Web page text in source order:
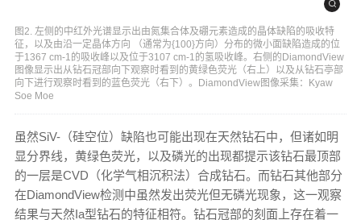
图2. 左侧的中红外光谱显示出由氮集合体及硼元素造成的晶体缺陷的吸收特
征，以及由沿一定晶体方向 （通常为{100}方向）分布的微小面缺陷造成的位
于1367 cm-1的吸收峰以及位于3107 cm-1的氢吸收峰。右侧的DiamondView
图像显示出从钻石冠部向下观察时看到的黄绿色荧光（右上）以及从钻石亭部
向下进行观察时看到的蓝色荧光（右下）。DiamondView图像采集：Kyaw
Soe Moe
虽然SiV-（硅空位）缺陷也可能出现在天然钻石中，但诸如明
显分界线，黄绿色荧光，以及磷光的出现都提示该钻石最顶部
的一层是CVD（化学气相沉积法）合成钻石。而钻石其他部分
在DiamondView检测中虽然发出荧光但无磷光现象，这一观察
结果与天然Ia型钻石的特征相符。钻石冠部的刻面上存在着一